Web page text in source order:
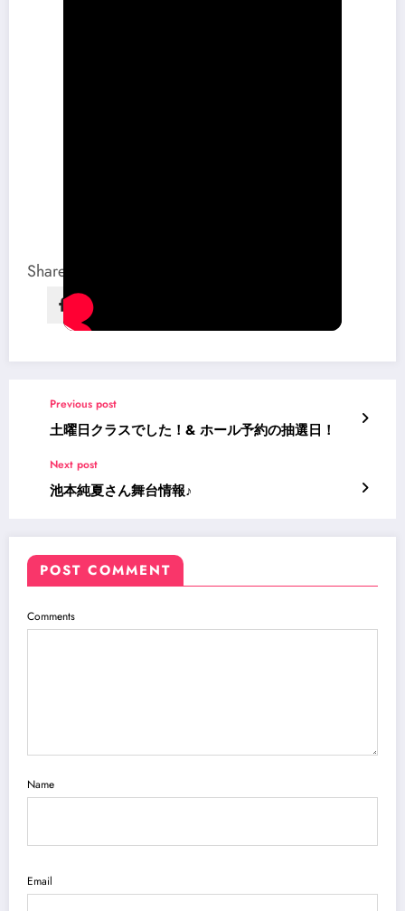
Share this content:
Previous post
土曜日クラスでした！& ホール予約の抽選日！
Next post
池本純夏さん舞台情報♪
POST COMMENT
Comments
Name
Email